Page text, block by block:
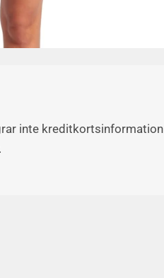
inte kreditkortsinformation